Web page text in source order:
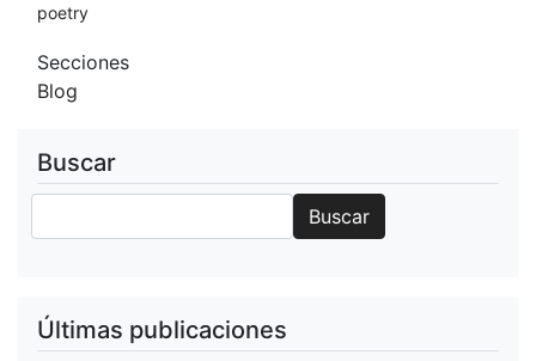
poetry
Secciones
Blog
Buscar
Buscar
Últimas publicaciones